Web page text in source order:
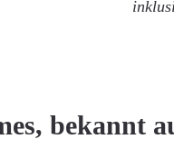
bekannt